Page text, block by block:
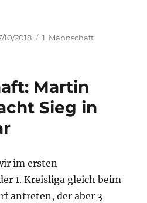
10/2018 Kategorien
1. Mannschaft
Martin
Sieg in
im ersten
1. Kreisliga gleich beim
antreten, der aber 3